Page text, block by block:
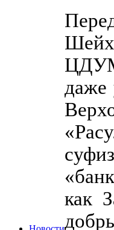
даже
как